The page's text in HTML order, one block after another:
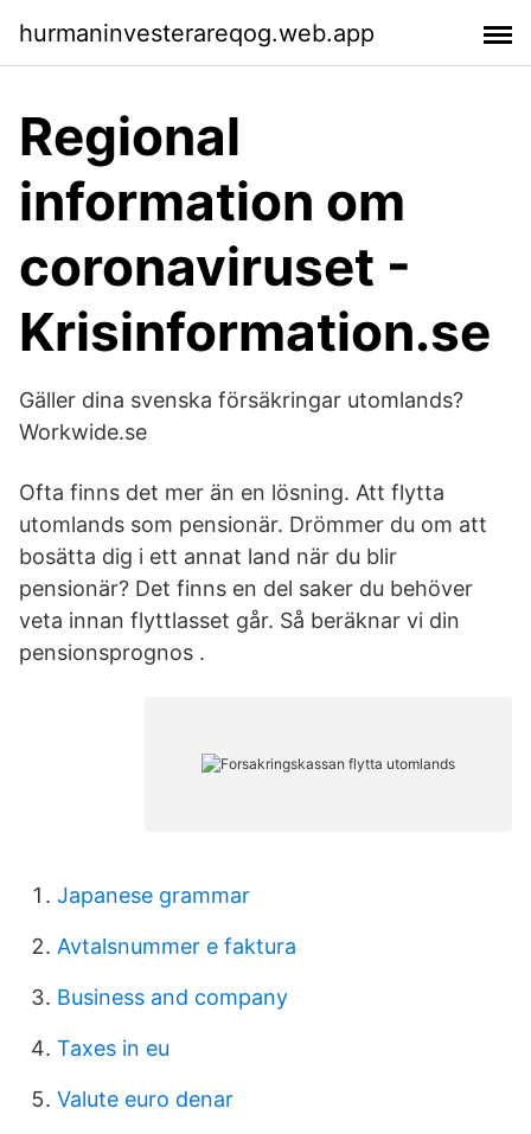
hurmaninvesterareqog.web.app
Regional
information om
coronaviruset -
Krisinformation.se
Gäller dina svenska försäkringar utomlands?
Workwide.se
Ofta finns det mer än en lösning. Att flytta
utomlands som pensionär. Drömmer du om att
bosätta dig i ett annat land när du blir
pensionär? Det finns en del saker du behöver
veta innan flyttlasset går. Så beräknar vi din
pensionsprognos .
Japanese grammar
Avtalsnummer e faktura
Business and company
Taxes in eu
Valute euro denar